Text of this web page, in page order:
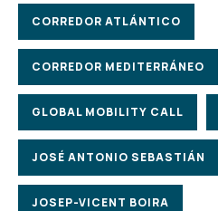
CORREDOR ATLÁNTICO
CORREDOR MEDITERRÁNEO
GLOBAL MOBILITY CALL
JOSÉ ANTONIO SEBASTIÁN
JOSEP-VICENT BOIRA